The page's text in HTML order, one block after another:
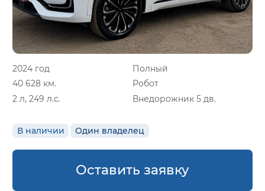
2024 год
Полный
40 628 км.
Робот
2 л, 249 л.с.
Внедорожник 5 дв.
В наличии Один владелец
Оставить заявку